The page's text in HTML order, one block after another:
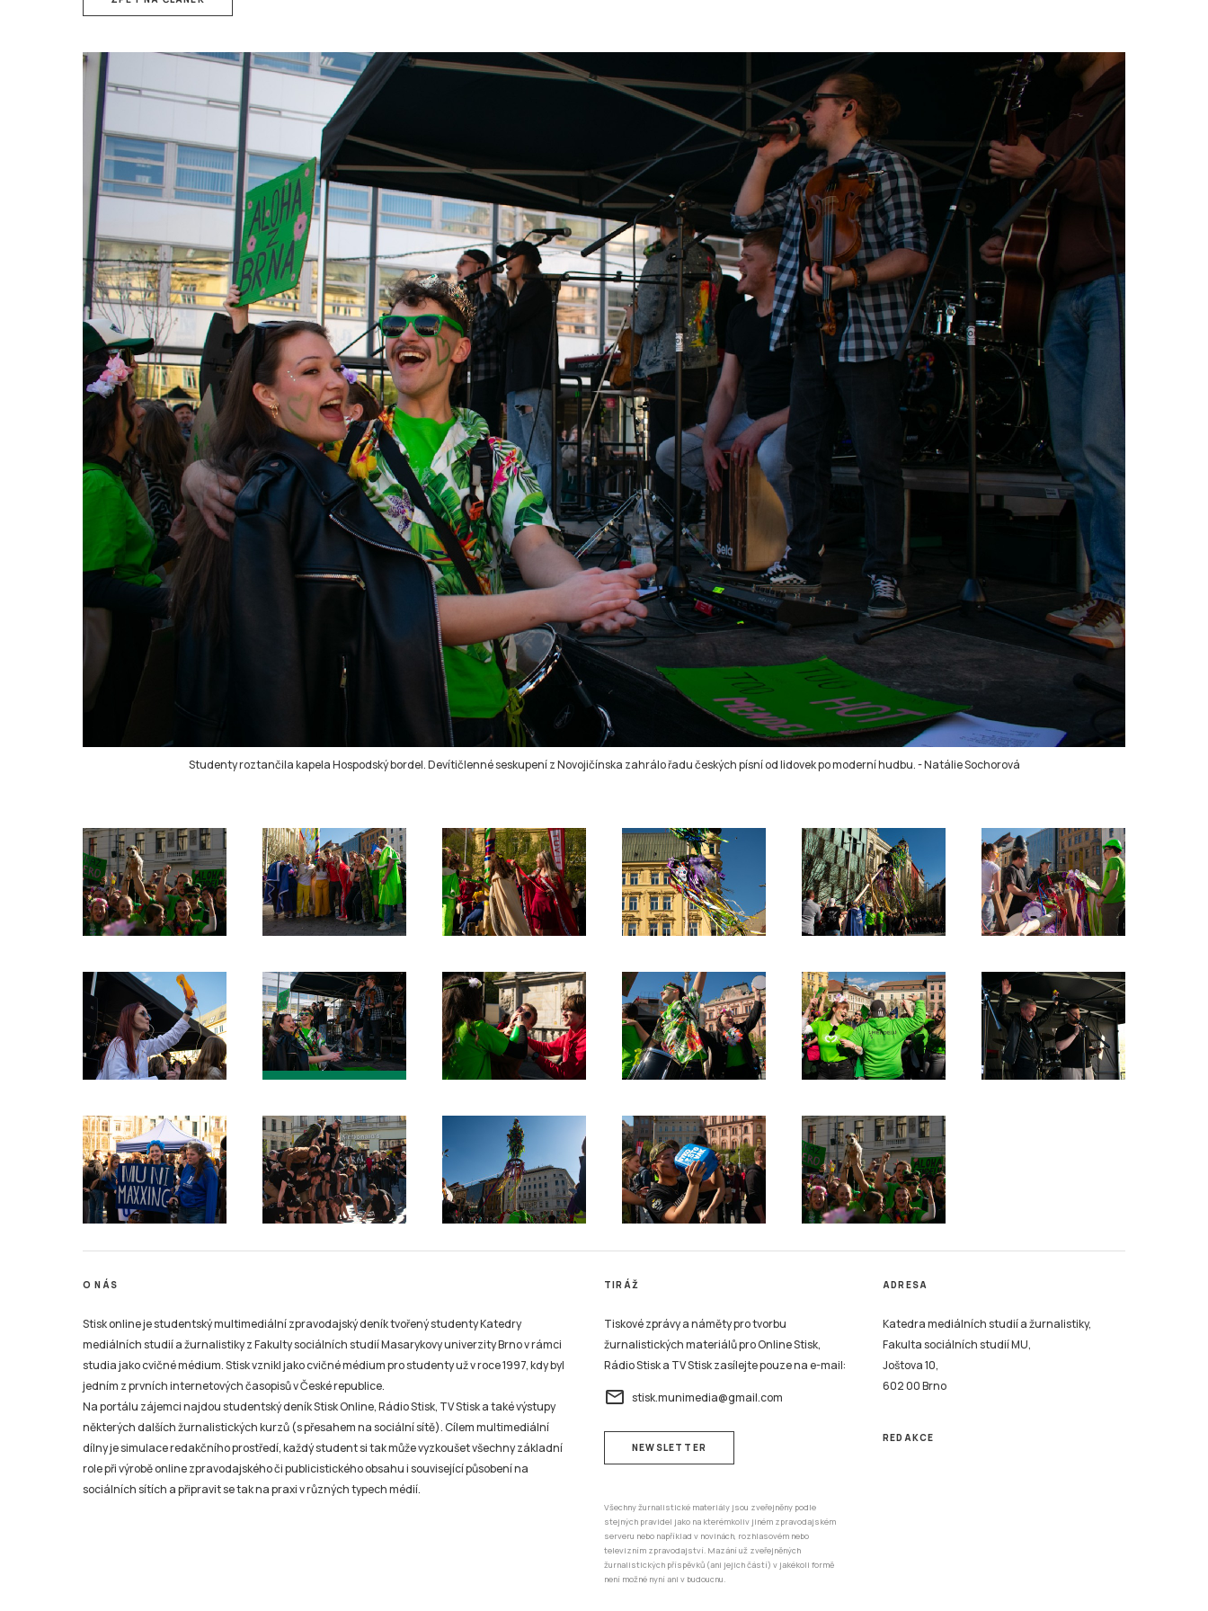
Studenty roztančila kapela Hospodský bordel. Devítičlenné seskupení z Novojičínska zahrálo řadu českých písní od lidovek po moderní hudbu.-Natálie Sochorová
O NÁS
Stisk online je studentský multimediální zpravodajský deník tvořený studenty Katedry
mediálních studií a žurnalistiky z Fakulty sociálních studií Masarykovy univerzity Brno v rámci
studia jako cvičné médium. Stisk vznikl jako cvičné médium pro studenty už v roce 1997, kdy byl
jedním z prvních internetových časopisů v České republice.
Na portálu zájemci najdou studentský deník Stisk Online, Rádio Stisk, TV Stisk a také výstupy
některých dalších žurnalistických kurzů (s přesahem na sociální sítě). Cílem multimediální
dílny je simulace redakčního prostředí, každý student si tak může vyzkoušet všechny základní
role při výrobě online zpravodajského či publicistického obsahu i související působení na
sociálních sítích a připravit se tak na praxi v různých typech médií.
TIRÁŽ
Tiskové zprávy a náměty pro tvorbu
žurnalistických materiálů pro Online Stisk,
Rádio Stisk a TV Stisk zasílejte pouze na e-mail:
email stisk.munimedia@gmail.com
NEWSLETTER
Všechny žurnalistické materiály jsou zveřejněny podle
stejných pravidel jako na kterémkoliv jiném zpravodajském
serveru nebo například v novinách, rozhlasovém nebo
televizním zpravodajství. Mazání už zveřejněných
žurnalistických příspěvků (ani jejich částí) v jakékoli formě
není možné nyní ani v budoucnu.
ADRESA
Katedra mediálních studií a žurnalistiky,
Fakulta sociálních studií MU,
Joštova 10,
602 00 Brno
REDAKCE